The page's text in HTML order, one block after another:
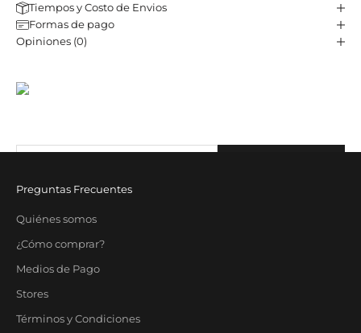
Tiempos y Costo de Envios
Formas de pago
Opiniones (0)
Sé parte de nuestro email-club y recibí contenido y beneficios
Correo electrónico
Preguntas Frecuentes
Quiénes somos
¿Cómo comprar?
Medios de Pago
Stores
Términos y Condiciones